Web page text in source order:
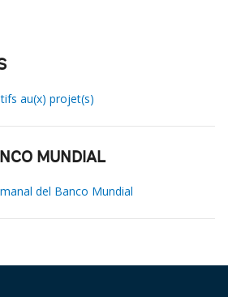
au(x) projet(s)
MUNDIAL
del Banco Mundial